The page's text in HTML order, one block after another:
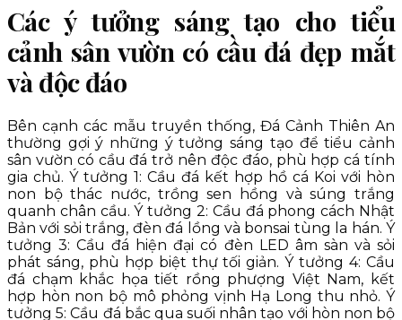
Các ý tưởng sáng tạo cho tiểu
cảnh sân vườn có cầu đá đẹp mắt
và độc đáo
Bên cạnh các mẫu truyền thống, Đá Cảnh Thiên An
thường gợi ý những ý tưởng sáng tạo để tiểu cảnh
sân vườn có cầu đá trở nên độc đáo, phù hợp cá tính
gia chủ. Ý tưởng 1: Cầu đá kết hợp hồ cá Koi với hòn
non bộ thác nước, trồng sen hồng và súng trắng
quanh chân cầu. Ý tưởng 2: Cầu đá phong cách Nhật
Bản với sỏi trắng, đèn đá lồng và bonsai tùng la hán. Ý
tưởng 3: Cầu đá hiện đại có đèn LED âm sàn và sỏi
phát sáng, phù hợp biệt thự tối giản. Ý tưởng 4: Cầu
đá chạm khắc họa tiết rồng phượng Việt Nam, kết
hợp hòn non bộ mô phỏng vịnh Hạ Long thu nhỏ. Ý
tưởng 5: Cầu đá bắc qua suối nhân tạo với hòn non bộ